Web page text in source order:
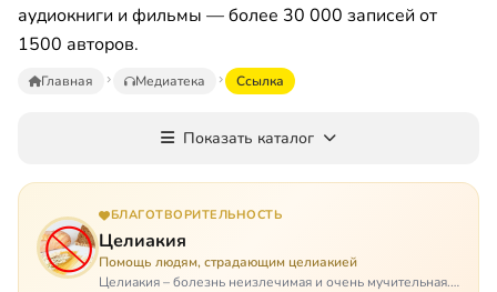
аудиокниги и фильмы — более 30 000 записей от
1500 авторов.
Главная Медиатека Ссылка
Показать каталог
БЛАГОТВОРИТЕЛЬНОСТЬ
Целиакия
Помощь людям, страдающим целиакией
Целиакия – болезнь неизлечимая и очень мучительная.